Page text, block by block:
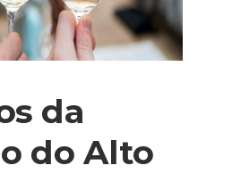
da
do Alto